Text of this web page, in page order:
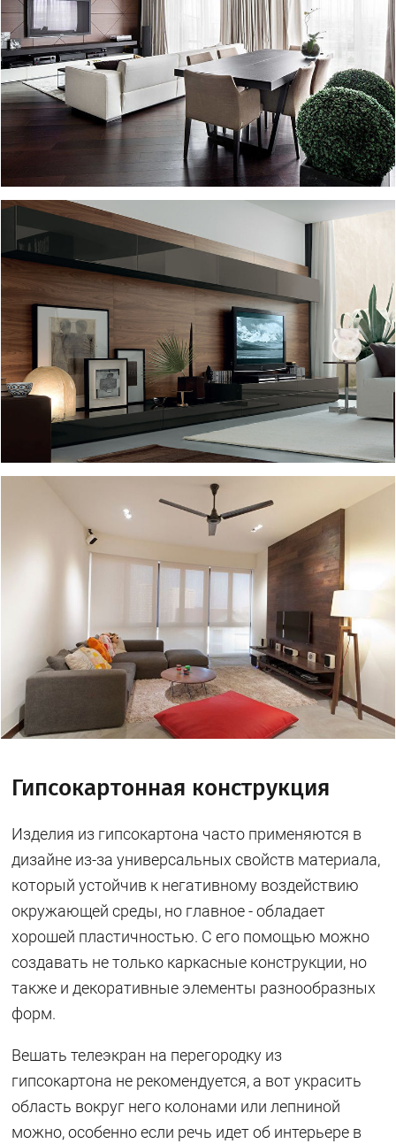
Гипсокартонная конструкция
Изделия из гипсокартона часто применяются в
дизайне из-за универсальных свойств материала,
который устойчив к негативному воздействию
окружающей среды, но главное - обладает
хорошей пластичностью. С его помощью можно
создавать не только каркасные конструкции, но
также и декоративные элементы разнообразных
форм.
Вешать телеэкран на перегородку из
гипсокартона не рекомендуется, а вот украсить
область вокруг него колонами или лепниной
можно, особенно если речь идет об интерьере в